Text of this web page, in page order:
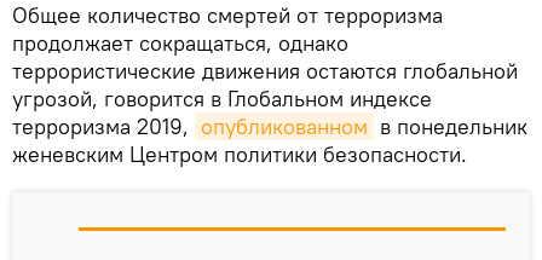
Общее количество смертей от терроризма
продолжает сокращаться, однако
террористические движения остаются глобальной
угрозой, говорится в Глобальном индексе
терроризма 2019, опубликованном в понедельник
женевским Центром политики безопасности.